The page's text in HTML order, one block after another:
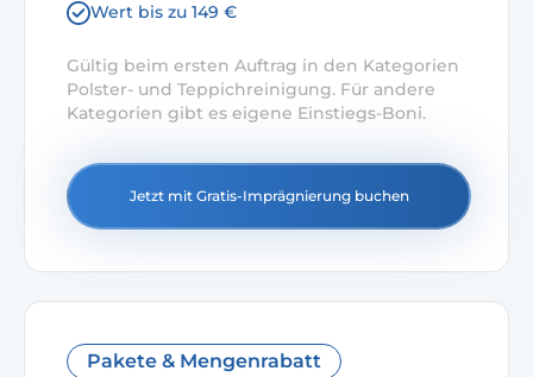
Wert bis zu 149 €
Gültig beim ersten Auftrag in den Kategorien
Polster- und Teppichreinigung. Für andere
Kategorien gibt es eigene Einstiegs-Boni.
Jetzt mit Gratis-Imprägnierung buchen
Pakete & Mengenrabatt